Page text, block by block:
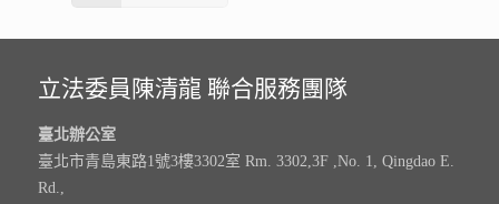
立法委員陳清龍 聯合服務團隊
臺北辦公室
臺北市青島東路1號3樓3302室 Rm. 3302,3F ,No. 1, Qingdao E.
Rd.,